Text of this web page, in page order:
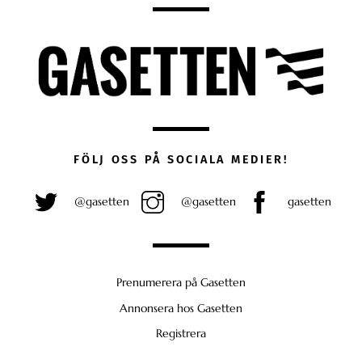
FÖLJ OSS PÅ SOCIALA MEDIER!
@gasetten @gasetten gasetten
Prenumerera på Gasetten
Annonsera hos Gasetten
Registrera